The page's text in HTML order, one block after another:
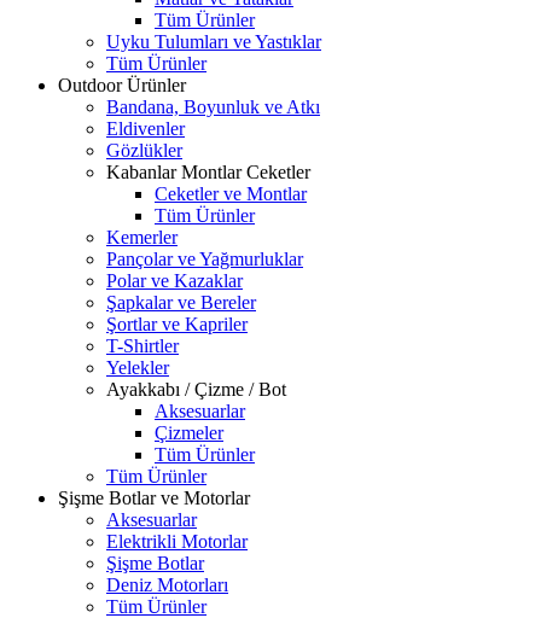
Tüm Ürünler
Uyku Tulumları ve Yastıklar
Tüm Ürünler
Outdoor Ürünler
Bandana, Boyunluk ve Atkı
Eldivenler
Gözlükler
Kabanlar Montlar Ceketler
Ceketler ve Montlar
Tüm Ürünler
Kemerler
Pançolar ve Yağmurluklar
Polar ve Kazaklar
Şapkalar ve Bereler
Şortlar ve Kapriler
T-Shirtler
Yelekler
Ayakkabı / Çizme / Bot
Aksesuarlar
Çizmeler
Tüm Ürünler
Tüm Ürünler
Şişme Botlar ve Motorlar
Aksesuarlar
Elektrikli Motorlar
Şişme Botlar
Deniz Motorları
Tüm Ürünler